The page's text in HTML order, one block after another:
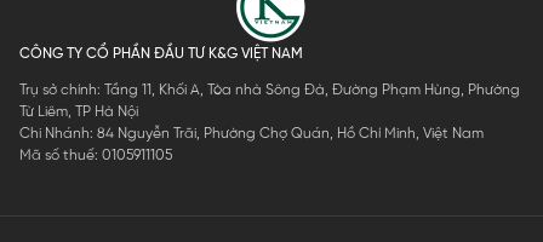
CÔNG TY CỔ PHẦN ĐẦU TƯ K&G VIỆT NAM
Trụ sở chính: Tầng 11, Khối A, Tòa nhà Sông Đà, Đường Phạm Hùng, Phường
Từ Liêm, TP Hà Nội
Chi Nhánh: 84 Nguyễn Trãi, Phường Chợ Quán, Hồ Chí Minh, Việt Nam
Mã số thuế: 0105911105